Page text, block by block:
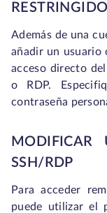
Además de una
añadir un usuario
acceso directo
o RDP.
contraseña
MODIFICAR
SSH/RDP
Para acceder
puede utilizar el